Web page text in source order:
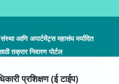
संस्था आणि अपार्टमेंट्स महासंघ मर्यादित
तक्रार निवारण पोर्टल
प्रशिक्षण (ई टाईप)